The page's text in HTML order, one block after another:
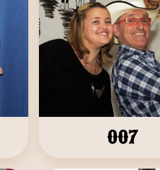
007